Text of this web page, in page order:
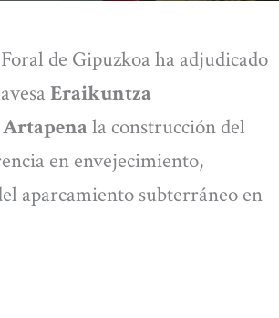
de Gipuzkoa ha adjudicado
Eraikuntza
la construcción del
en envejecimiento,
aparcamiento subterráneo en